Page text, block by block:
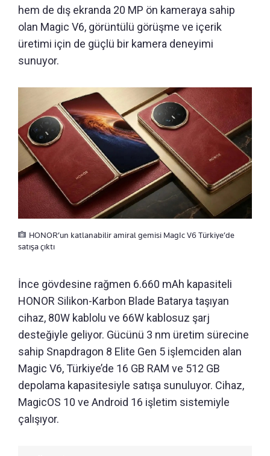
hem de dış ekranda 20 MP ön kameraya sahip
olan Magic V6, görüntülü görüşme ve içerik
üretimi için de güçlü bir kamera deneyimi
sunuyor.
HONOR’un katlanabilir amiral gemisi MagIc V6 Türkiye’de
satışa çıktı
İnce gövdesine rağmen 6.660 mAh kapasiteli
HONOR Silikon-Karbon Blade Batarya taşıyan
cihaz, 80W kablolu ve 66W kablosuz şarj
desteğiyle geliyor. Gücünü 3 nm üretim sürecine
sahip Snapdragon 8 Elite Gen 5 işlemciden alan
Magic V6, Türkiye’de 16 GB RAM ve 512 GB
depolama kapasitesiyle satışa sunuluyor. Cihaz,
MagicOS 10 ve Android 16 işletim sistemiyle
çalışıyor.